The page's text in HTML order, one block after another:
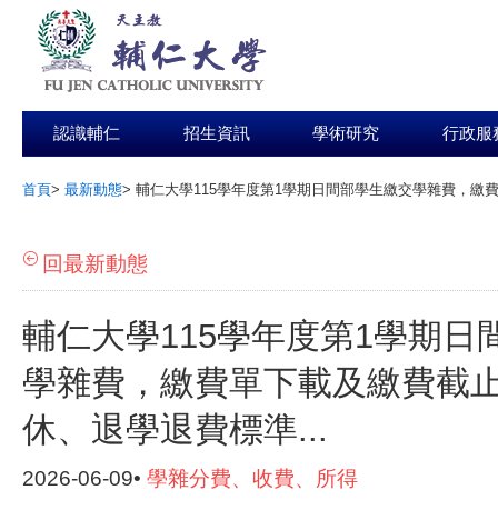
認識輔仁 招生資訊 學術研究 行政服
首頁> 最新動態> 輔仁大學115學年度第1學期日間部學生繳交學雜費，繳
回最新動態
輔仁大學115學年度第1學期日
學雜費，繳費單下載及繳費截
休、退學退費標準...
2026-06-09• 學雜分費、收費、所得